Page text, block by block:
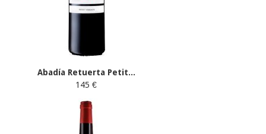
Abadía Retuerta Petit...
145 €